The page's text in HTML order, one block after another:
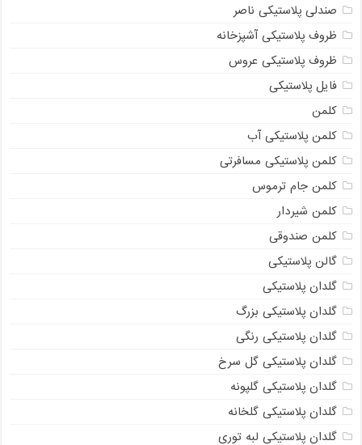
صندلی پلاستیکی ناصر
ظروف پلاستیکی آشپزخانه
ظروف پلاستیکی عروس
فایل پلاستیکی
کلمن
کلمن پلاستیکی آب
کلمن پلاستیکی مسافرتی
کلمن جام ترموس
کلمن شیردار
کلمن صندوقی
گالن پلاستیکی
گلدان پلاستیکی
گلدان پلاستیکی بزرگ
گلدان پلاستیکی رنگی
گلدان پلاستیکی گل سرخ
گلدان پلاستیکی گلپونه
گلدان پلاستیکی گلخانه
گلدان پلاستیکی لبه توری